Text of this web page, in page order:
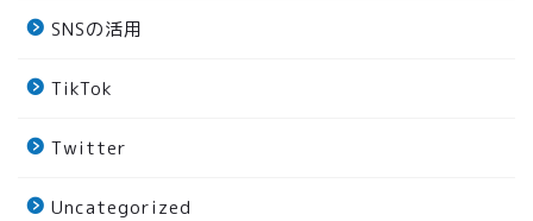
SNSの活用
TikTok
Twitter
Uncategorized